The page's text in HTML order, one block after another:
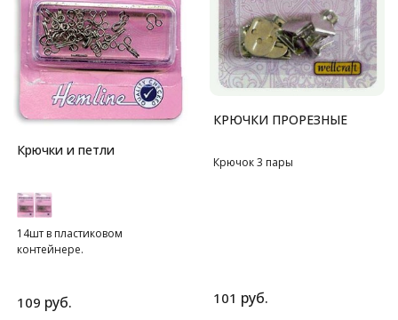
Крючки и петли
14шт в пластиковом
контейнере.
109 руб.
КРЮЧКИ ПРОРЕЗНЫЕ
Крючок 3 пары
101 руб.